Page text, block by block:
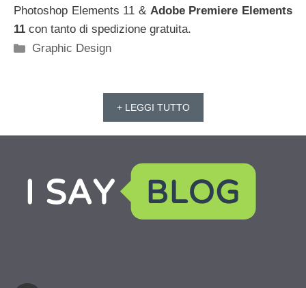
Photoshop Elements 11 & Adobe Premiere Elements
11 con tanto di spedizione gratuita.
Categorie
Graphic Design
+ LEGGI TUTTO